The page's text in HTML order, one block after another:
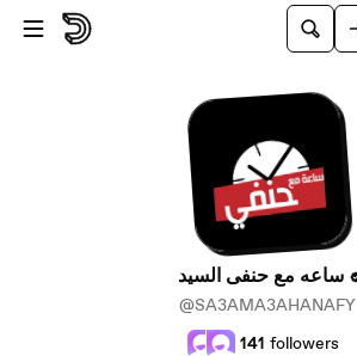
Skip to main content
ساعه مع حنفى السيد
@SA3AMA3AHANAFY
141 followers